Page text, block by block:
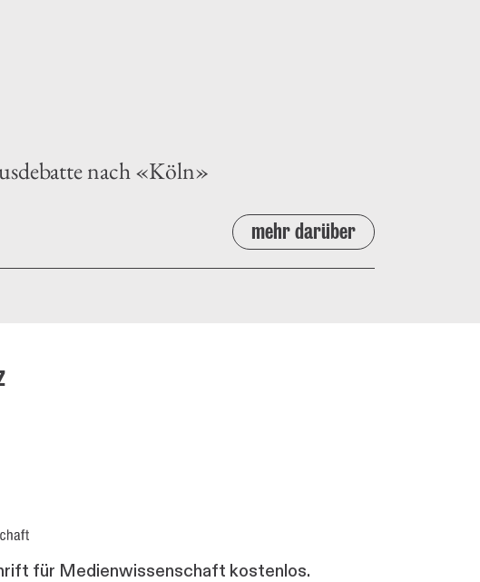
nach «Köln»
mehr darüber
für Medienwissenschaft kostenlos.